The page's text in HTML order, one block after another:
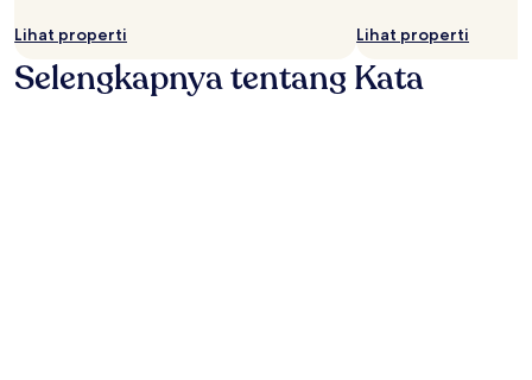
Lihat properti Lihat properti
Selengkapnya tentang Kata